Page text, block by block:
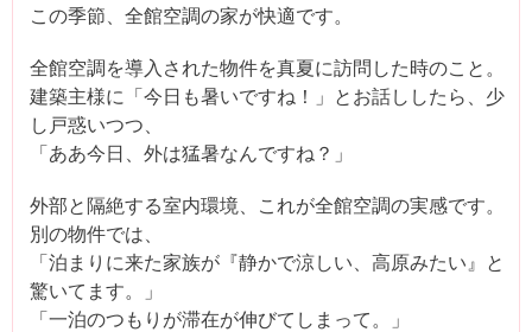
この季節、全館空調の家が快適です。
全館空調を導入された物件を真夏に訪問した時のこと。
建築主様に「今日も暑いですね！」とお話ししたら、少
し戸惑いつつ、
「ああ今日、外は猛暑なんですね？」
外部と隔絶する室内環境、これが全館空調の実感です。
別の物件では、
「泊まりに来た家族が『静かで涼しい、高原みたい』と
驚いてます。」
「一泊のつもりが滞在が伸びてしまって。」